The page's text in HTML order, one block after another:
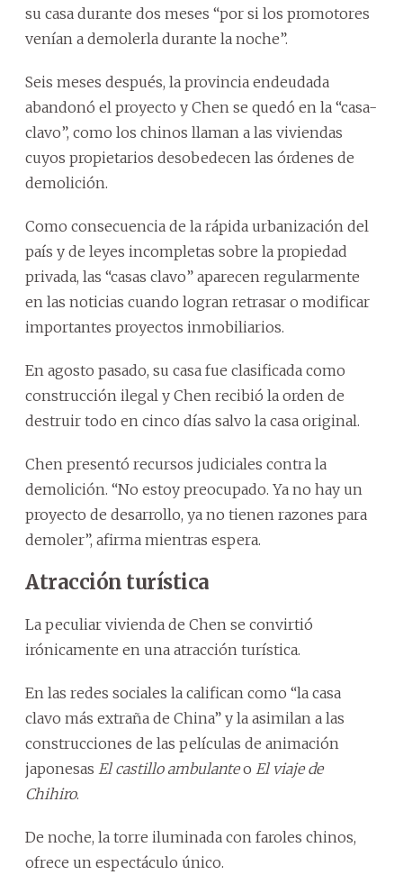
su casa durante dos meses “por si los promotores
venían a demolerla durante la noche”.
Seis meses después, la provincia endeudada
abandonó el proyecto y Chen se quedó en la “casa-
clavo”, como los chinos llaman a las viviendas
cuyos propietarios desobedecen las órdenes de
demolición.
Como consecuencia de la rápida urbanización del
país y de leyes incompletas sobre la propiedad
privada, las “casas clavo” aparecen regularmente
en las noticias cuando logran retrasar o modificar
importantes proyectos inmobiliarios.
En agosto pasado, su casa fue clasificada como
construcción ilegal y Chen recibió la orden de
destruir todo en cinco días salvo la casa original.
Chen presentó recursos judiciales contra la
demolición. “No estoy preocupado. Ya no hay un
proyecto de desarrollo, ya no tienen razones para
demoler”, afirma mientras espera.
Atracción turística
La peculiar vivienda de Chen se convirtió
irónicamente en una atracción turística.
En las redes sociales la califican como “la casa
clavo más extraña de China” y la asimilan a las
construcciones de las películas de animación
japonesas El castillo ambulanteo El viaje de
Chihiro.
De noche, la torre iluminada con faroles chinos,
ofrece un espectáculo único.